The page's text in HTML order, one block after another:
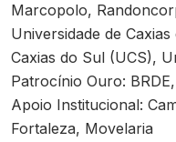
Marcopolo,
Universidade de
Caxias do Sul (UCS),
Patrocínio Ouro:
Apoio Institucional:
Fortaleza, Movelaria